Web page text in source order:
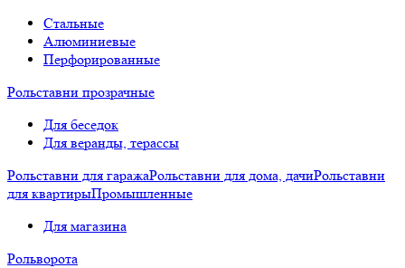
Стальные
Алюминиевые
Перфорированные
Рольставни прозрачные
Для беседок
Для веранды, терассы
Рольставни для гаражаРольставни для дома, дачиРольставни
для квартирыПромышленные
Для магазина
Рольворота